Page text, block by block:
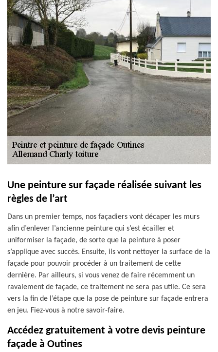
Une peinture sur façade réalisée suivant les
règles de l’art
Dans un premier temps, nos façadiers vont décaper les murs
afin d’enlever l’ancienne peinture qui s’est écailler et
uniformiser la façade, de sorte que la peinture à poser
s’applique avec succès. Ensuite, ils vont nettoyer la surface de la
façade pour pouvoir procéder à un traitement de cette
dernière. Par ailleurs, si vous venez de faire récemment un
ravalement de façade, ce traitement ne sera pas utile. Ce sera
vers la fin de l’étape que la pose de peinture sur façade entrera
en jeu. Fiez-vous à notre savoir-faire.
Accédez gratuitement à votre devis peinture
façade à Outines